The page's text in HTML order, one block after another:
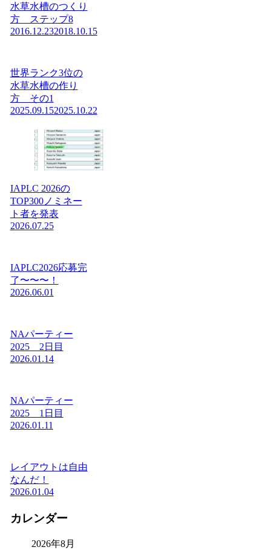
水草水槽のつくり
方 ステップ8
2016.12.232018.10.15
世界ランク3位の
水草水槽の作り
方 その1
2025.09.152025.10.22
IAPLC 2026の
TOP300ノミネー
ト者を発表
2026.07.25
IAPLC2026応募完
了〜〜〜！
2026.06.01
NAパーティー
2025 2日目
2026.01.14
NAパーティー
2025 1日目
2026.01.11
レイアウトは自由
なんだ！
2026.01.04
カレンダー
2026年8月